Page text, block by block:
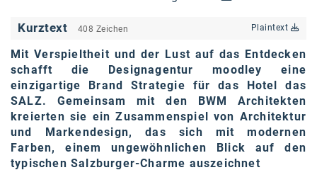
Gillette
Gillette Venus
GrECo
GYNIAL
Helvetia Österreich
Interzero
Kurztext 408 Zeichen Plaintext
Mit Verspieltheit und der Lust auf das Entdecken
schafft die Designagentur moodley eine
einzigartige Brand Strategie für das Hotel das
SALZ. Gemeinsam mit den BWM Architekten
kreierten sie ein Zusammenspiel von Architektur
und Markendesign, das sich mit modernen
Farben, einem ungewöhnlichen Blick auf den
typischen Salzburger-Charme auszeichnet